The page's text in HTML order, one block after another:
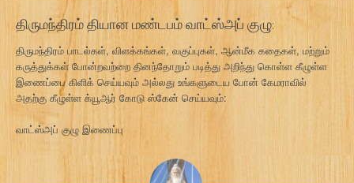
திருமந்திரம் தியான மண்டபம் வாட்ஸ்அப் குழு:
திருமந்திரம் பாடல்கள், விளக்கங்கள், வகுப்புகள், ஆன்மீக கதைகள், மற்றும்
கருத்துக்கள் போன்றவற்றை தினந்தோறும் படித்து அறிந்து கொள்ள கீழுள்ள
இணைப்பை கிளிக் செய்யவும் அல்லது உங்களுடைய போன் கேமராவில்
அதற்கு கீழுள்ள க்யூஆர் கோடு ஸ்கேன் செய்யவும்:
வாட்ஸ்அப் குழு இணைப்பு